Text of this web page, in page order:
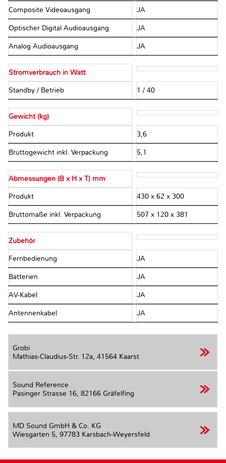
Composite Videoausgang JA
Optischer Digital Audioausgang JA
Analog Audioausgang JA
Stromverbrauch in Watt
Standby / Betrieb 1 / 40
Gewicht (kg)
Produkt 3,6
Bruttogewicht inkl. Verpackung 5,1
Abmessungen (B x H x T) mm
Produkt 430 x 62 x 300
Bruttomaße inkl. Verpackung 507 x 120 x 381
Zubehör
Fernbedienung JA
Batterien JA
AV-Kabel JA
Antennenkabel JA
Grobi
Mathias-Claudius-Str. 12a, 41564 Kaarst
Sound Reference
Pasinger Strasse 16, 82166 Gräfelfing
MD Sound GmbH & Co. KG
Wiesgarten 5, 97783 Karsbach-Weyersfeld